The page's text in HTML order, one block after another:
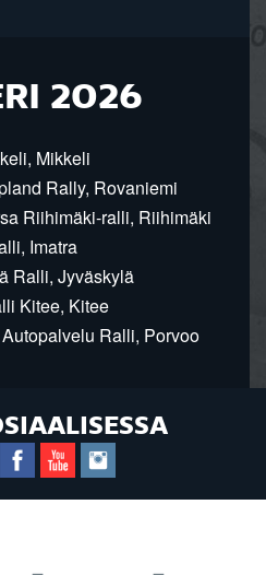
2026
Mikkeli
Rally, Rovaniemi
Riihimäki-ralli, Riihimäki
Imatra
Ralli, Jyväskylä
Kitee, Kitee
Ralli, Porvoo